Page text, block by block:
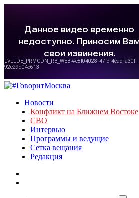
Новости
Конфликт на Ближнем Востоке
СВО
Интервью
Программы и ведущие
Сетка вещания
Редакция